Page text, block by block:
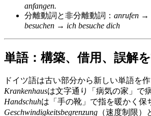
anfangen.
分離動詞と非分離動詞： anrufen →
besuchen → ich besuche dich
単語：構築、借用、誤解
ドイツ語は古い部分から新しい単語を
Krankenhausは文字通り「病気の家」で
Handschuhは「手の靴」で指を暖かく保
Geschwindigkeitsbegrenzung （速度制限